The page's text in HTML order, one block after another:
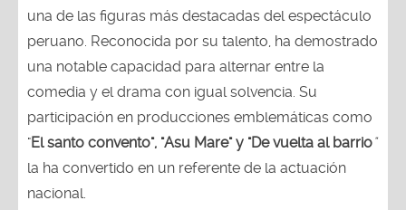
una de las figuras más destacadas del espectáculo
peruano. Reconocida por su talento, ha demostrado
una notable capacidad para alternar entre la
comedia y el drama con igual solvencia. Su
participación en producciones emblemáticas como
"El santo convento", "Asu Mare" y "De vuelta al barrio"
la ha convertido en un referente de la actuación
nacional.